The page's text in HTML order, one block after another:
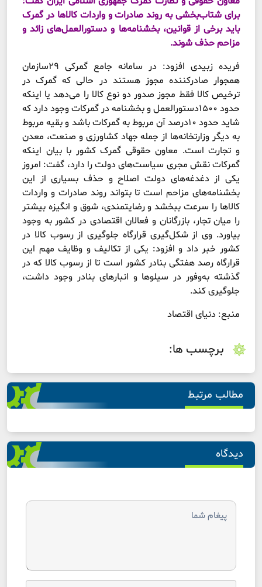
برای شتاب‌بخشی به روند صادرات و واردات کالاها در گمرک
باید برخی از قوانین، بخشنامه‌ها و دستورالعمل‌‌‌های زائد و
مزاحم حذف شوند.
فریده زبیدی افزود: در سامانه جامع گمرکی ۲۹سازمان
همجوار صادر‌کننده مجوز هستند در حالی که گمرک در
ترخیص کالا فقط مجوز صدور دو نوع کالا را می‌دهد یا اینکه
حدود ۱۵۰۰دستورالعمل و بخشنامه در گمرکات وجود دارد که
شاید حدود ۱۰‌درصد آن مربوط به گمرکات باشد و بقیه مربوط
به دیگر وزارتخانه‌ها از جمله جهاد کشاورزی و صنعت، معدن
و تجارت است. معاون حقوقی گمرک کشور با بیان اینکه
گمرکات نقش مجری سیاست‌های دولت را دارد، گفت: امروز
یکی از دغدغه‌های دولت اصلاح و حذف بسیاری از این
بخشنامه‌های مزاحم است تا بتواند روند صادرات و واردات
کالاها را سرعت ببخشد و رضایتمندی، شوق و انگیزه بیشتر
را میان تجار، بازرگانان و فعالان اقتصادی در کشور به وجود
بیاورد. وی از شکل‌گیری قرارگاه جلوگیری از رسوب کالا در
کشور خبر داد و افزود: یکی از تکالیف و وظایف مهم این
قرارگاه رصد هفتگی بنادر کشور است تا از رسوب کالا که در
گذشته به‌وفور در سیلو‌ها و انبارهای بنادر وجود داشت،
جلوگیری کند.
منبع: دنیای اقتصاد
برچسب ها:
مطالب مرتبط
دیدگاه